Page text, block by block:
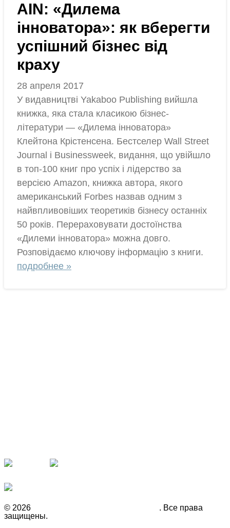
AIN: «Дилема
інноватора»: як вберегти
успішний бізнес від
краху
28 апреля 2017
У видавництві Yakaboo Publishing вийшла
книжка, яка стала класикою бізнес-
літератури — «Дилема інноватора»
Клейтона Крістенсена. Бестселер Wall Street
Journal і Businessweek, видання, що увійшло
в топ-100 книг про успіх і лідерство за
версією Amazon, книжка автора, якого
американський Forbes назвав одним з
найвпливовіших теоретиків бізнесу останніх
50 років. Перераховувати достоїнства
«Дилеми інноватора» можна довго.
Розповідаємо ключову інформацію з книги.
подробнее »
© 2026
. Все права
защищены.